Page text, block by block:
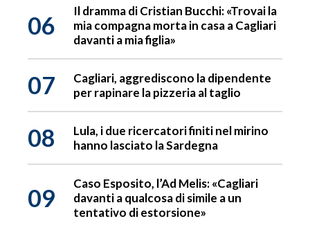
06
Il dramma di Cristian Bucchi: «Trovai la
mia compagna morta in casa a Cagliari
davanti a mia figlia»
07
Cagliari, aggrediscono la dipendente
per rapinare la pizzeria al taglio
08
Lula, i due ricercatori finiti nel mirino
hanno lasciato la Sardegna
09
Caso Esposito, l’Ad Melis: «Cagliari
davanti a qualcosa di simile a un
tentativo di estorsione»